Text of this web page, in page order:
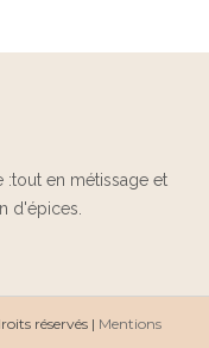
en métissage et
d'épices.
réservés | Mentions